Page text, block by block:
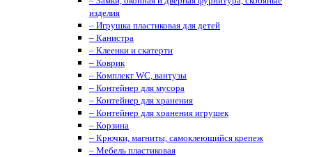
изделия
– Игрушка пластиковая для детей
– Канистра
– Клеенки и скатерти
– Коврик
– Комплект WC, вантузы
– Контейнер для мусора
– Контейнер для хранения
– Контейнер для хранения игрушек
– Корзина
– Крючки, магниты, cамоклеющийся крепеж
– Мебель пластиковая